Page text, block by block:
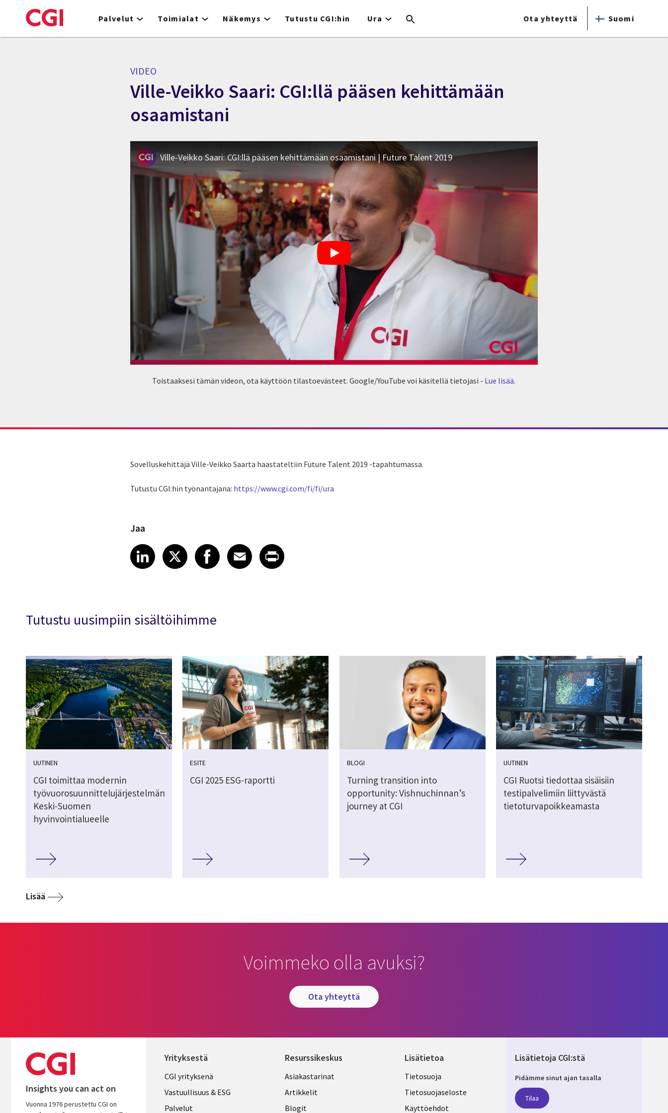
to
Palvelut Toimialat Näkemys Tutustu CGI:hin Ura Ota yhteyttä Suomi
VIDEO
Ville-Veikko Saari: CGI:llä pääsen kehittämään
osaamistani
Ville-Veikko Saari: CGI:llä pääsen kehittämään osaamistani | Future Talent 2019
Toistaaksesi tämän videon, ota käyttöön tilastoevästeet. Google/YouTube voi käsitellä tietojasi - Lue lisää.
Sovelluskehittäjä Ville-Veikko Saarta haastateltiin Future Talent 2019 -tapahtumassa.
Tutustu CGI:hin työnantajana: https://www.cgi.com/fi/fi/ura
Jaa
Share article on LinkedIn
LinkedIn
Share article on X
XShare article on Facebook
Facebook
Share article on Email
Email
Share article on Print
Tutustu uusimpiin sisältöihimme
UUTINEN
CGI toimittaa modernin
työvuorosuunnittelujärjestelmän
Keski-Suomen
hyvinvointialueelle
ESITE
CGI 2025 ESG-raportti
BLOGI
Turning transition into
opportunity: Vishnuchinnan’s
journey at CGI
UUTINEN
CGI Ruotsi tiedottaa sisäisiin
testipalvelimiin liittyvästä
tietoturvapoikkeamasta
Lisää
Voimmeko olla avuksi?
ota yhteyttä
Insights you can act on
Vuonna 1976 perustettu CGI on
Yrityksestä
Useful
links
CGI yrityksenä
Vastuullisuus & ESG
Palvelut
Resurssikeskus
Library
Links
Asiakastarinat
Artikkelit
Blogit
Lisätietoa
Legal
FINLAND
Tietosuoja
Tietosuojaseloste
Käyttöehdot
Lisätietoja CGI:stä
Pidämme sinut ajan tasalla
Tilaa